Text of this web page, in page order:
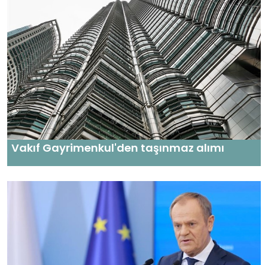
Vakıf Gayrimenkul'den taşınmaz alımı